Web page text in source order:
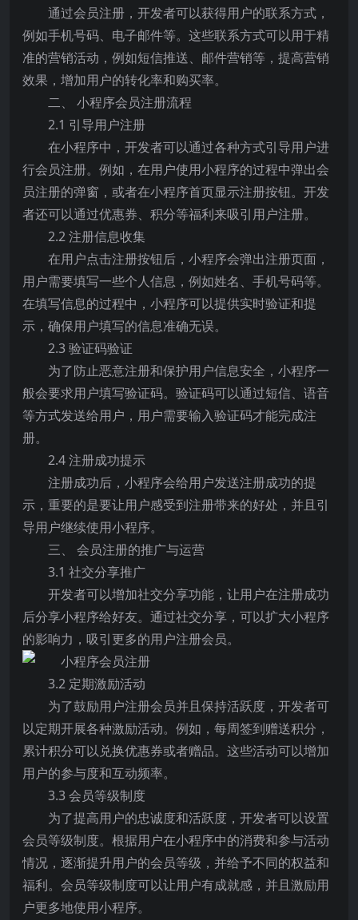
通过会员注册，开发者可以获得用户的联系方式，
例如手机号码、电子邮件等。这些联系方式可以用于精
准的营销活动，例如短信推送、邮件营销等，提高营销
效果，增加用户的转化率和购买率。
二、 小程序会员注册流程
2.1 引导用户注册
在小程序中，开发者可以通过各种方式引导用户进
行会员注册。例如，在用户使用小程序的过程中弹出会
员注册的弹窗，或者在小程序首页显示注册按钮。开发
者还可以通过优惠券、积分等福利来吸引用户注册。
2.2 注册信息收集
在用户点击注册按钮后，小程序会弹出注册页面，
用户需要填写一些个人信息，例如姓名、手机号码等。
在填写信息的过程中，小程序可以提供实时验证和提
示，确保用户填写的信息准确无误。
2.3 验证码验证
为了防止恶意注册和保护用户信息安全，小程序一
般会要求用户填写验证码。验证码可以通过短信、语音
等方式发送给用户，用户需要输入验证码才能完成注
册。
2.4 注册成功提示
注册成功后，小程序会给用户发送注册成功的提
示，重要的是要让用户感受到注册带来的好处，并且引
导用户继续使用小程序。
三、 会员注册的推广与运营
3.1 社交分享推广
开发者可以增加社交分享功能，让用户在注册成功
后分享小程序给好友。通过社交分享，可以扩大小程序
的影响力，吸引更多的用户注册会员。
3.2 定期激励活动
为了鼓励用户注册会员并且保持活跃度，开发者可
以定期开展各种激励活动。例如，每周签到赠送积分，
累计积分可以兑换优惠券或者赠品。这些活动可以增加
用户的参与度和互动频率。
3.3 会员等级制度
为了提高用户的忠诚度和活跃度，开发者可以设置
会员等级制度。根据用户在小程序中的消费和参与活动
情况，逐渐提升用户的会员等级，并给予不同的权益和
福利。会员等级制度可以让用户有成就感，并且激励用
户更多地使用小程序。